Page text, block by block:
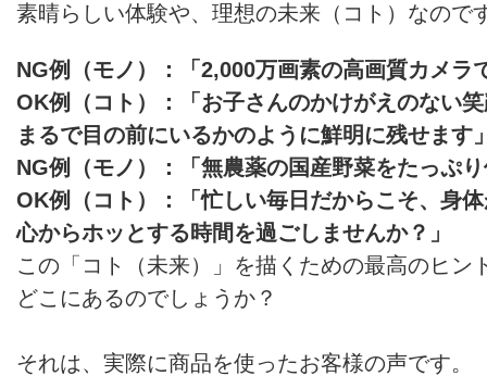
素晴らしい体験や、理想の未来（コト）なので
NG例（モノ）：「2,000万画素の高画質カメラ
OK例（コト）：「お子さんのかけがえのない
まるで目の前にいるかのように鮮明に残せます
NG例（モノ）：「無農薬の国産野菜をたっぷ
OK例（コト）：「忙しい毎日だからこそ、身
心からホッとする時間を過ごしませんか？」
この「コト（未来）」を描くための最高のヒン
どこにあるのでしょうか？
それは、実際に商品を使ったお客様の声です。